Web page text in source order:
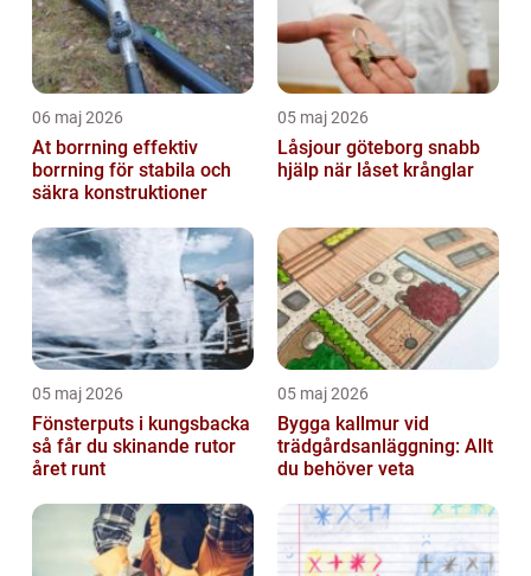
06 maj 2026
At borrning effektiv
borrning för stabila och
säkra konstruktioner
05 maj 2026
Låsjour göteborg snabb
hjälp när låset krånglar
05 maj 2026
Fönsterputs i kungsbacka
så får du skinande rutor
året runt
05 maj 2026
Bygga kallmur vid
trädgårdsanläggning: Allt
du behöver veta